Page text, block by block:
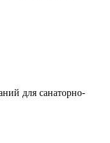
для санаторно-